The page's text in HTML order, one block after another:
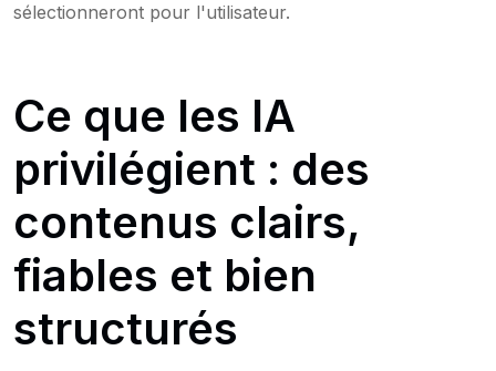
sélectionneront pour l'utilisateur.
Ce que les IA
privilégient : des
contenus clairs,
fiables et bien
structurés